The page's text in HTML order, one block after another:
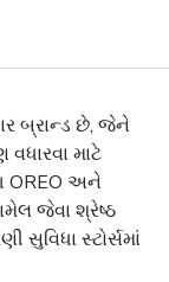
બ્રાન્ડ છે, જેને
માટે
OREO અને
જેવા શ્રેષ્ઠ
સુવિધા સ્ટોર્સમાં